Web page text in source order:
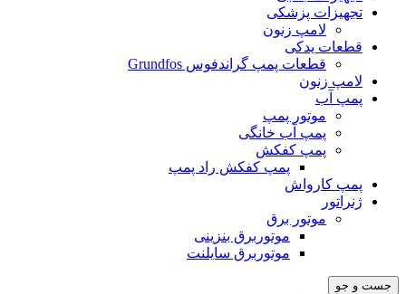
تجهیزات پزشکی
لامپ زنون
قطعات یدکی
قطعات پمپ گراندفوس Grundfos
لامپ زنون
پمپ آب
موتور پمپ
پمپ آب خانگی
پمپ کفکش
پمپ کفکش راد پمپ
پمپ کارواش
ژنراتور
موتور برق
موتوربرق بنزینی
موتوربرق سایلنت
جست و جو